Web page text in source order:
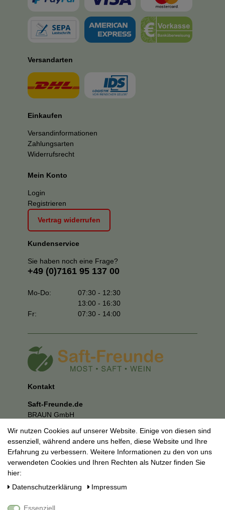
Versandarten
Einkaufen
Versandinformationen
Zahlungsarten
Widerrufsrecht
Mein Konto
Login
Registrieren
Vertrag widerrufen
Kundenservice
Sie haben noch eine Frage?
+49 (0)7161 95 137 00
Mo-Do:
07:30 - 12:30
13:00 - 16:30
Fr:
07:30 - 14:00
Kontakt
Saft-Freunde.de
BRAUN GmbH
73037 Göppingen
E-Mail:mail@saft-freunde.de
Unternehmen
Impressum
Wir nutzen Cookies auf unserer Website. Einige von diesen sind
essenziell, während andere uns helfen, diese Website und Ihre
Erfahrung zu verbessern. Weitere Informationen zu den von uns
verwendeten Cookies und Ihren Rechten als Nutzer finden Sie
hier:
Daten­schutz­erklärung
Impressum
Essenziell